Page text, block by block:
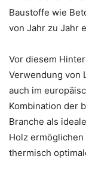
Baustoffe wie
von Jahr zu Jahr
Vor diesem
Verwendung von
auch im
Kombination der
Branche als
Holz
thermisch